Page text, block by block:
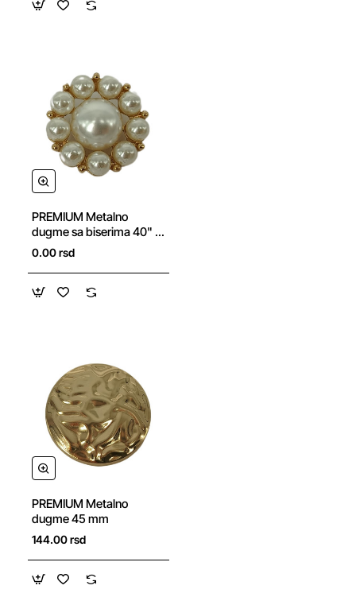
PREMIUM Metalno
dugme sa biserima 40" -
48"
0.00 rsd
PREMIUM Metalno
dugme 45 mm
144.00 rsd